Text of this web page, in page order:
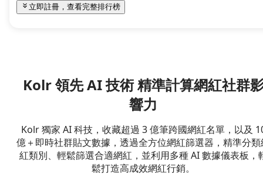
立即註冊，查看完整排行榜
Kolr 領先 AI 技術 精準計算網紅社群
響力
Kolr 獨家 AI 科技，收藏超過 3 億筆跨國網紅名單，以及
億＋即時社群貼文數據，透過全方位網紅篩選器，精準分類
紅類別、輕鬆篩選合適網紅，並利用多種 AI 數據儀表板，
鬆打造高成效網紅行銷。